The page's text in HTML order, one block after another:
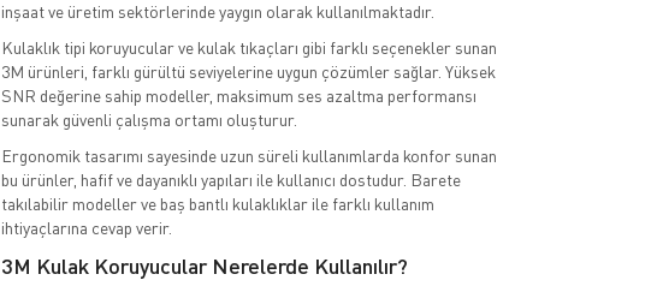
inşaat ve üretim sektörlerinde yaygın olarak kullanılmaktadır.
Kulaklık tipi koruyucular ve kulak tıkaçları gibi farklı seçenekler sunan
3M ürünleri, farklı gürültü seviyelerine uygun çözümler sağlar. Yüksek
SNR değerine sahip modeller, maksimum ses azaltma performansı
sunarak güvenli çalışma ortamı oluşturur.
Ergonomik tasarımı sayesinde uzun süreli kullanımlarda konfor sunan
bu ürünler, hafif ve dayanıklı yapıları ile kullanıcı dostudur. Barete
takılabilir modeller ve baş bantlı kulaklıklar ile farklı kullanım
ihtiyaçlarına cevap verir.
3M Kulak Koruyucular Nerelerde Kullanılır?